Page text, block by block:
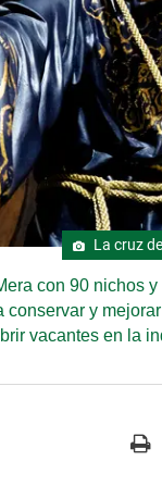
La cruz
con 90 nichos
y
vacantes en la